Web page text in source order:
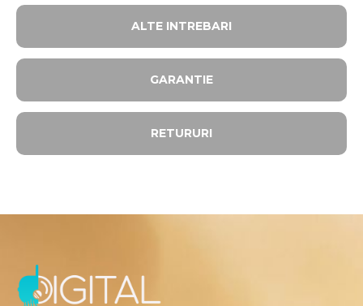
ALTE INTREBARI​
GARANTIE
RETURURI